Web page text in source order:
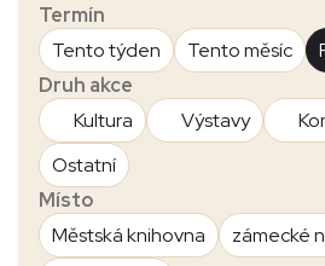
Termín
Tento týden
Tento měsíc
Druh akce
Kultura
Výstavy
Ostatní
Místo
Městská knihovna
zámecké